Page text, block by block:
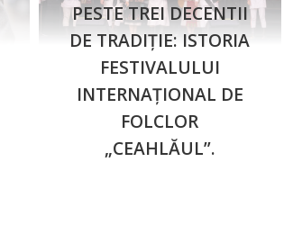
PESTE TREI DECENTII
DE TRADIȚIE: ISTORIA
FESTIVALULUI
INTERNAȚIONAL DE
FOLCLOR
„CEAHLĂUL”.